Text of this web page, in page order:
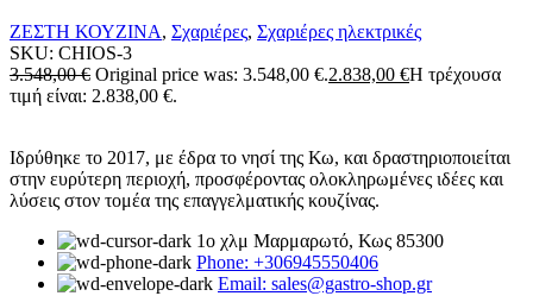
ΖΕΣΤΗ ΚΟΥΖΙΝΑ, Σχαριέρες, Σχαριέρες ηλεκτρικές
SKU: CHIOS-3
3.548,00€ Original price was: 3.548,00 €.2.838,00 €Η τρέχουσα
τιμή είναι: 2.838,00 €.
Ιδρύθηκε το 2017, με έδρα το νησί της Κω, και δραστηριοποιείται
στην ευρύτερη περιοχή, προσφέροντας ολοκληρωμένες ιδέες και
λύσεις στον τομέα της επαγγελματικής κουζίνας.
1ο χλμ Μαρμαρωτό, Κως 85300
Phone: +306945550406
Email: sales@gastro-shop.gr